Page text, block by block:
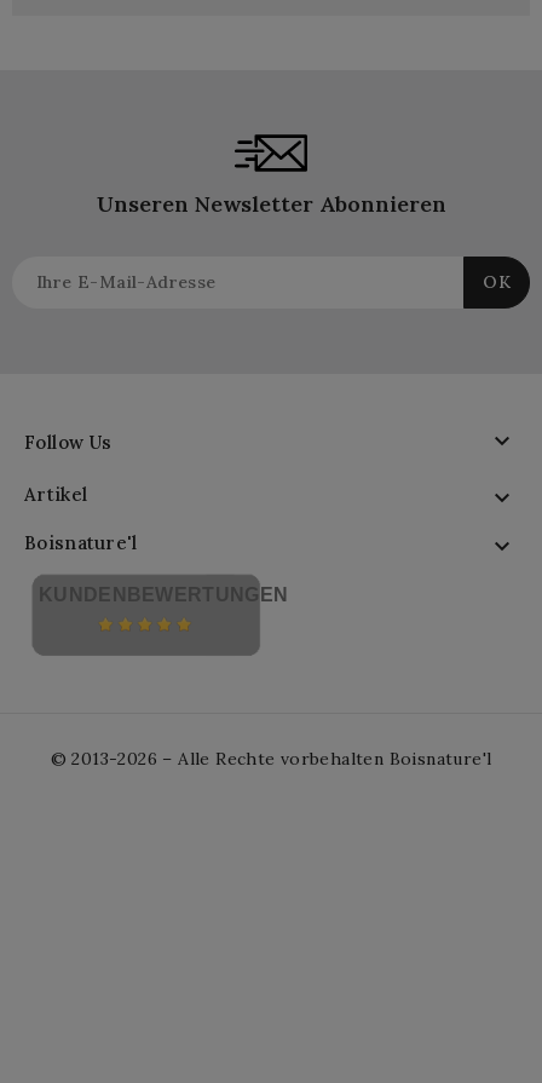
Unseren Newsletter Abonnieren
Follow Us 
Artikel 
Boisnature'l 
KUNDENBEWERTUNGEN
© 2013-2026 – Alle Rechte vorbehalten Boisnature'l